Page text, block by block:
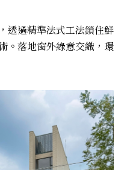
透過精準法式工法鎖住鮮
。落地窗外綠意交織，環